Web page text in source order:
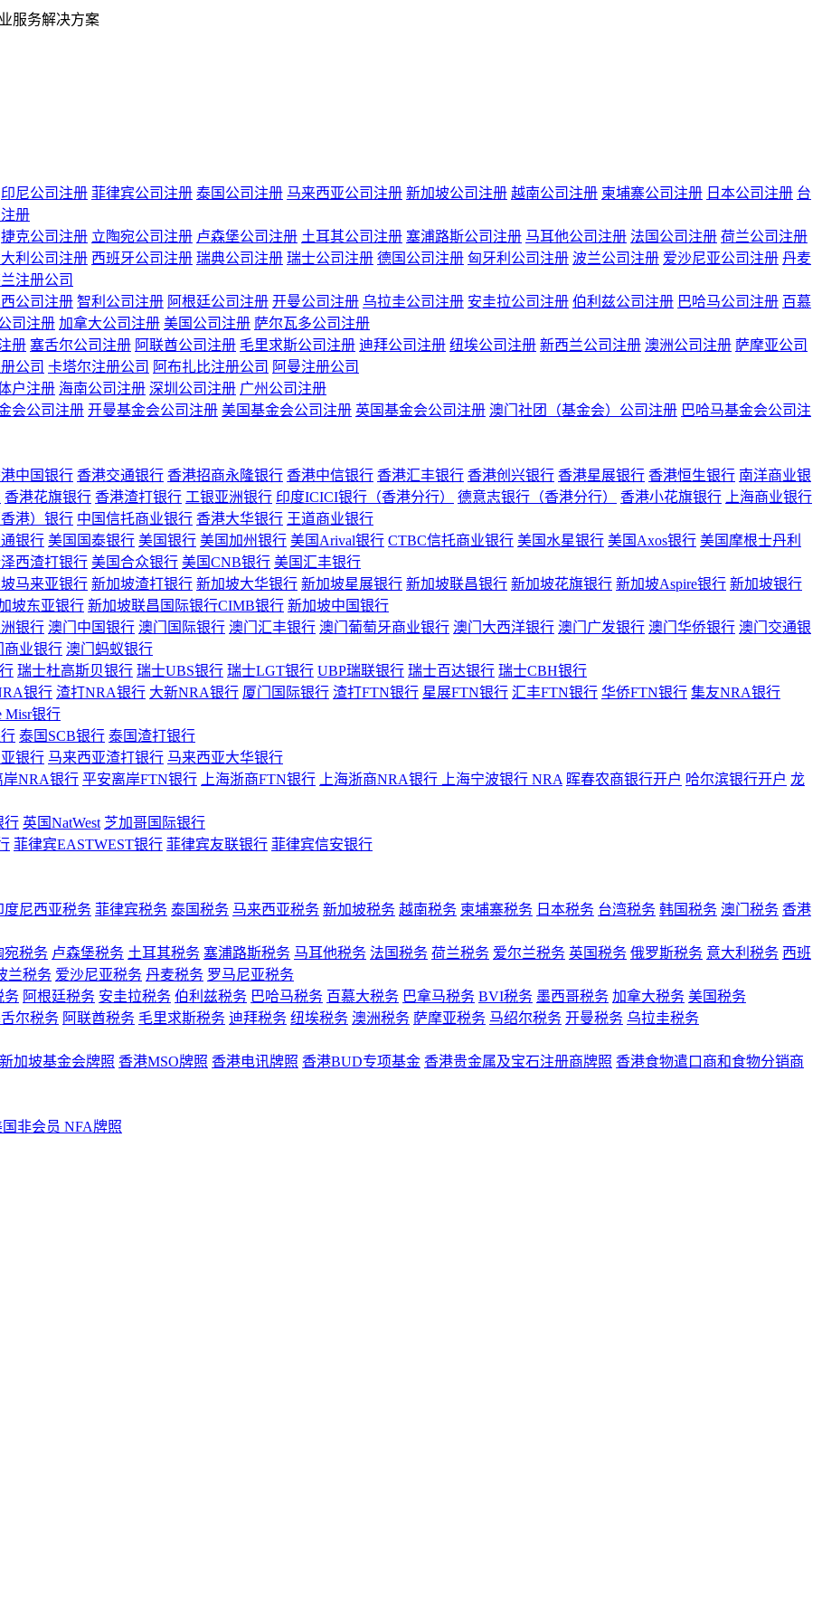
服务解决方案
印尼公司注册 菲律宾公司注册 泰国公司注册 马来西亚公司注册 新加坡公司注册 越南公司注册 柬埔寨公司注册 日本公司注册 台
册
捷克公司注册 立陶宛公司注册 卢森堡公司注册 土耳其公司注册 塞浦路斯公司注册 马耳他公司注册 法国公司注册 荷兰公司注册
利公司注册 西班牙公司注册 瑞典公司注册 瑞士公司注册 德国公司注册 匈牙利公司注册 波兰公司注册 爱沙尼亚公司注册 丹麦
注册公司
西公司注册 智利公司注册 阿根廷公司注册 开曼公司注册 乌拉圭公司注册 安圭拉公司注册 伯利兹公司注册 巴哈马公司注册 百慕
司注册 加拿大公司注册 美国公司注册 萨尔瓦多公司注册
册 塞舌尔公司注册 阿联酋公司注册 毛里求斯公司注册 迪拜公司注册 纽埃公司注册 新西兰公司注册 澳洲公司注册 萨摩亚公司
公司 卡塔尔注册公司 阿布扎比注册公司 阿曼注册公司
户注册 海南公司注册 深圳公司注册 广州公司注册
会公司注册 开曼基金会公司注册 美国基金会公司注册 英国基金会公司注册 澳门社团（基金会）公司注册 巴哈马基金会公司注
中国银行 香港交通银行 香港招商永隆银行 香港中信银行 香港汇丰银行 香港创兴银行 香港星展银行 香港恒生银行 南洋商业银
香港花旗银行 香港渣打银行 工银亚洲银行 印度ICICI银行（香港分行） 德意志银行（香港分行） 香港小花旗银行
上海商业银行
港）银行 中国信托商业银行 香港大华银行 王道商业银行
银行 美国国泰银行 美国银行 美国加州银行 美国Arival银行 CTBC信托商业银行 美国水星银行 美国Axos银行 美国摩根士丹利
西渣打银行 美国合众银行 美国CNB银行 美国汇丰银行
马来亚银行 新加坡渣打银行 新加坡大华银行 新加坡星展银行 新加坡联昌银行 新加坡花旗银行 新加坡Aspire银行 新加坡银行
坡东亚银行 新加坡联昌国际银行CIMB银行 新加坡中国银行
银行 澳门中国银行 澳门国际银行 澳门汇丰银行 澳门葡萄牙商业银行 澳门大西洋银行 澳门广发银行 澳门华侨银行 澳门交通银
商业银行 澳门蚂蚁银行
瑞士杜高斯贝银行 瑞士UBS银行 瑞士LGT银行 UBP瑞联银行 瑞士百达银行 瑞士CBH银行
银行 渣打NRA银行 大新NRA银行 厦门国际银行 渣打FTN银行 星展FTN银行 汇丰FTN银行 华侨FTN银行 集友NRA银行
Misr银行
泰国SCB银行 泰国渣打银行
银行 马来西亚渣打银行 马来西亚大华银行
岸NRA银行 平安离岸FTN银行 上海浙商FTN银行 上海浙商NRA银行 上海宁波银行 NRA 晖春农商银行开户 哈尔滨银行开户 龙
行 英国NatWest 芝加哥国际银行
菲律宾EASTWEST银行 菲律宾友联银行 菲律宾信安银行
度尼西亚税务 菲律宾税务 泰国税务 马来西亚税务 新加坡税务 越南税务 柬埔寨税务 日本税务 台湾税务 韩国税务 澳门税务 香港
宛税务 卢森堡税务 土耳其税务 塞浦路斯税务 马耳他税务 法国税务 荷兰税务 爱尔兰税务 英国税务 俄罗斯税务 意大利税务 西班
兰税务 爱沙尼亚税务 丹麦税务 罗马尼亚税务
务 阿根廷税务 安圭拉税务 伯利兹税务 巴哈马税务 百慕大税务 巴拿马税务 BVI税务 墨西哥税务 加拿大税务 美国税务
尔税务 阿联酋税务 毛里求斯税务 迪拜税务 纽埃税务 澳洲税务 萨摩亚税务 马绍尔税务 开曼税务 乌拉圭税务
新加坡基金会牌照 香港MSO牌照 香港电讯牌照 香港BUD专项基金 香港贵金属及宝石注册商牌照 香港食物遣口商和食物分销商
国非会员 NFA牌照